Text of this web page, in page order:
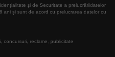
şi de Securitate a prelucrăriidatelor
ani și sunt de acord cu prelucrarea datelor cu
concursuri, reclame, publicitate